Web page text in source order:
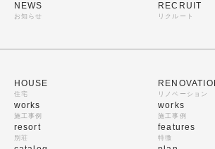
NEWS
お知らせ
RECRUIT
リクルート
HOUSE
住宅
works
施工事例
resort
別荘
リノベーション
works
施工事例
features
特徴